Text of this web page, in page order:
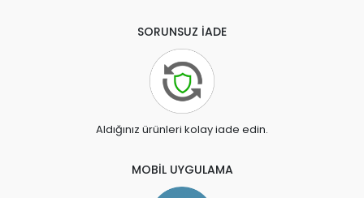
SORUNSUZ İADE
Aldığınız ürünleri kolay iade edin.
MOBİL UYGULAMA